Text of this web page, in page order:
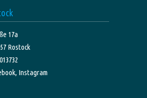
17a
Rostock
Instagram